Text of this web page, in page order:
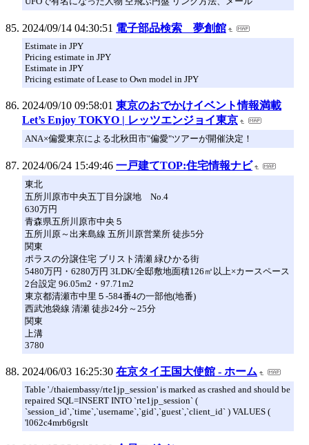
2024/09/14 04:30:51 電子部品検索 夢創館
Estimate in JPY
Pricing estimate in JPY
Estimate in JPY
Pricing estimate of Lease to Own model in JPY
2024/09/10 09:58:01 東京のおでかけイベント情報満載
Let’s Enjoy TOKYO | レッツエンジョイ東京
ANA×偏愛東京による北秋田市"偏愛"ツアーが開催決定！
2024/06/24 15:49:46 一戸建てTOP:住宅情報ナビ
東北
五所川原市中央五丁目分譲地 No.4
630万円
青森県五所川原市中央５
五所川原～出来島線 五所川原営業所 徒歩5分
関東
ポラスの分譲住宅 ブリスト清瀬 緑ひかる街
5480万円・6280万円 3LDK/全邸敷地面積126㎡以上×カースペース
2台設定 96.05m2・97.71m2
東京都清瀬市中里５-584番4の一部他(地番)
西武池袋線 清瀬 徒歩24分～25分
関東
上溝
3780
2024/06/03 16:25:30 在京タイ王国大使館 - ホーム
Table './thaiembassy/rte1jp_session' is marked as crashed and should be
repaired SQL=INSERT INTO `rte1jp_session` (
`session_id`,`time`,`username`,`gid`,`guest`,`client_id` ) VALUES (
'l062c4mrb6grslt